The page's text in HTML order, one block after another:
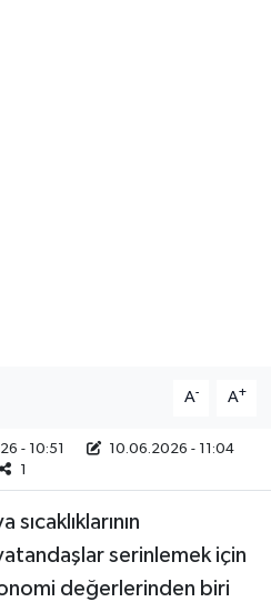
A- A+
- 10:51
10.06.2026 - 11:04
1
serinlemek için
değerlerinden biri